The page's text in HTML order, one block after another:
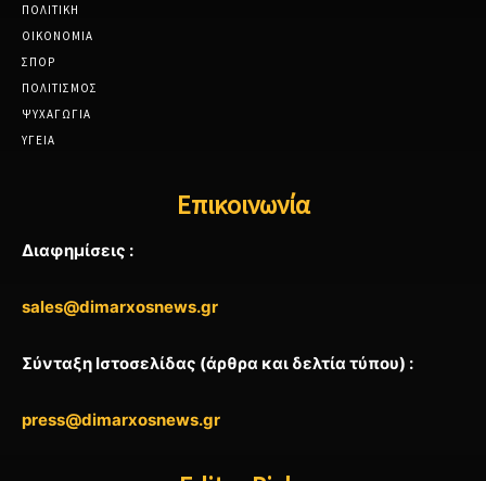
ΠΟΛΙΤΙΚΗ
ΟΙΚΟΝΟΜΙΑ
ΣΠΟΡ
ΠΟΛΙΤΙΣΜΟΣ
ΨΥΧΑΓΩΓΙΑ
ΥΓΕΙΑ
Επικοινωνία
Διαφημίσεις :
sales@dimarxosnews.gr
Σύνταξη Ιστοσελίδας (άρθρα και δελτία τύπου) :
press@dimarxosnews.gr